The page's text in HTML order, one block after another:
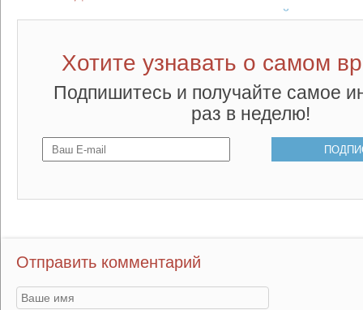
Хотите узнавать о самом
Подпишитесь и получайте самое
раз в неделю!
Отправить комментарий